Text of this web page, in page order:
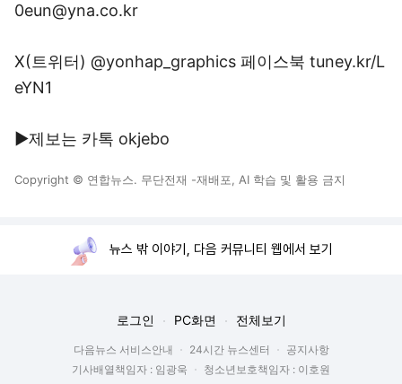
0eun@yna.co.kr
X(트위터) @yonhap_graphics 페이스북 tuney.kr/L
eYN1
▶제보는 카톡 okjebo
Copyright © 연합뉴스. 무단전재 -재배포, AI 학습 및 활용 금지
뉴스 밖 이야기, 다음 커뮤니티 웹에서 보기
로그인 PC화면 전체보기
다음뉴스 서비스안내 24시간 뉴스센터
공지사항
기사배열책임자 : 임광욱
청소년보호책임자 : 이호원